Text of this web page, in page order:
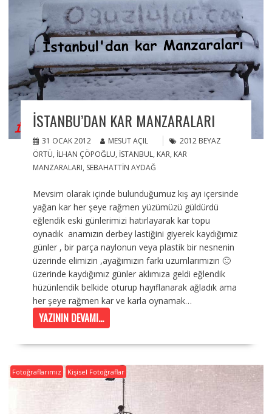
İSTANBU’DAN KAR MANZARALARI
31 OCAK 2012 MESUT AÇIL
2012 BEYAZ
ÖRTÜ, ILHAN ÇÖPOĞLU, İSTANBUL, KAR, KAR
MANZARALARI, SEBAHATTIN AYDAĞ
Mevsim olarak içinde bulunduğumuz kış ayı içersinde
yağan kar her şeye rağmen yüzümüzü güldürdü
eğlendik eski günlerimizi hatırlayarak kar topu
oynadık anamızın derbey lastiğini giyerek kaydığımız
günler , bir parça naylonun veya plastik bir nesnenin
üzerinde elimizin ,ayağımızın farkı uzumlarımızın 🙂
üzerinde kaydığımız günler aklımıza geldi eğlendik
hüzünlendik belkide oturup hayıflanarak ağladık ama
her şeye rağmen kar ve karla oynamak…
YAZININ DEVAMI...
Fotoğraflarımız Kişisel Fotoğraflar